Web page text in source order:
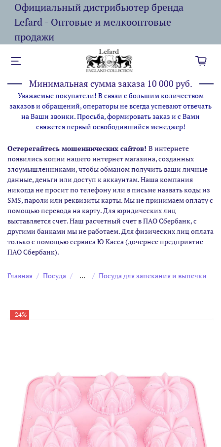
Официальный дистрибьютер бренда
Lefard - Оптовые и мелкооптовые
продажи
Минимальная сумма заказа 10 000 руб.
Уважаемые покупатели! В связи с большим количеством
заказов и обращений, операторы не всегда успевают отвечать
на Ваши звонки. Просьба, формировать заказ и с Вами
свяжется первый освободившийся менеджер!
Остерегайтесь мошеннических сайтов! В интернете
появились копии нашего интернет магазина,созданных
злоумышленниками, чтобы обманом получить ваши личные
данные, деньги или доступ к аккаунтам. Наша компания
никогда не просит по телефону или в письме назвать коды из
SMS, пароли или реквизиты карты. Мы не принимаем оплату с
помощью перевода на карту. Для юридических лиц
выставляется счет. Наш расчетный счет в ПАО Сбербанк, с
другими банками мы не работаем. Для физических лиц оплата
только с помощью сервиса Ю Касса (дочернее предприятие
ПАО Сбербанк).
Главная Посуда ... Посуда для запекания и выпечки
-24%